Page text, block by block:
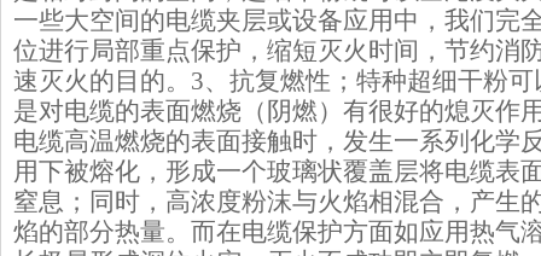
一些大空间的电缆夹层或设备应用中，我们完
位进行局部重点保护，缩短灭火时间，节约消
速灭火的目的。3、抗复燃性；特种超细干粉
是对电缆的表面燃烧（阴燃）有很好的熄灭作
电缆高温燃烧的表面接触时，发生一系列化学
用下被熔化，形成一个玻璃状覆盖层将电缆表
窒息；同时，高浓度粉沫与火焰相混合，产生
焰的部分热量。而在电缆保护方面如应用热气